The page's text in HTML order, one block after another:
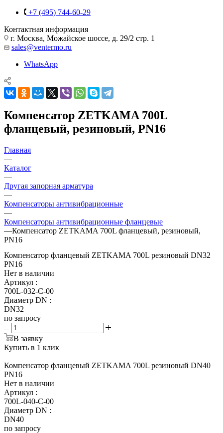
+7 (495) 744-60-29
Контактная информация
г. Москва, Можайское шоссе, д. 29/2 стр. 1
sales@ventermo.ru
WhatsApp
Компенсатор ZETKAMA 700L
фланцевый, резиновый, PN16
Главная
—
Каталог
—
Другая запорная арматура
—
Компенсаторы антивибрационные
—
Компенсаторы антивибрационные фланцевые
—Компенсатор ZETKAMA 700L фланцевый, резиновый,
PN16
Компенсатор фланцевый ZETKAMA 700L резиновый DN32
PN16
Нет в наличии
Артикул :
700L-032-С-00
Диаметр DN :
DN32
по запросу
В заявку
Купить в 1 клик
Компенсатор фланцевый ZETKAMA 700L резиновый DN40
PN16
Нет в наличии
Артикул :
700L-040-С-00
Диаметр DN :
DN40
по запросу